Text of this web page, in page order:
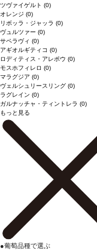
ツヴァイゲルト (0)
オレンジ (0)
リボッラ・ジャッラ (0)
ヴュルツァー (0)
サペラヴィ (0)
アギオルギティコ (0)
ロディティス・アレポウ (0)
モスホフィレロ (0)
マラグジア (0)
ヴェルシュリースリング (0)
ラグレイン (0)
ガルナッチャ・ティントレラ (0)
もっと見る
●葡萄品種で選ぶ